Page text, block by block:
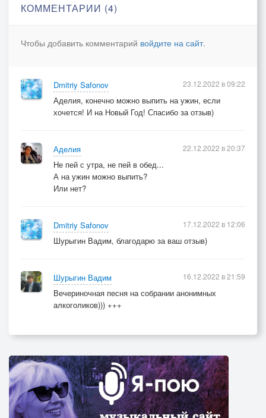
Не пей в обед
Иначе твои девочки все будут далеко.
Не пей вина
© Copyright: Собакин Дмитрий, 2022
Свидетельство о публикации №122121201050
КОММЕНТАРИИ (4)
Чтобы добавить комментарий войдите на сайт.
Dmitriy Safonov
Аделия, конечно можно выпить на ужин, если
хочется! И на Новый Год! Спасибо за отзыв)
23.12.2022 в 09:22
Аделия
Не пей с утра, не пей в обед...
А на ужин можно выпить?
Или нет?
22.12.2022 в 20:37
Dmitriy Safonov
Шурыгин Вадим, благодарю за ваш отзыв)
17.12.2022 в 12:06
Шурыгин Вадим
Вечериночная песня на собрании анонимных
алкоголиков))) +++
16.12.2022 в 21:59